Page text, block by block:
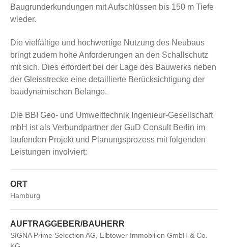
Baugrunderkundungen mit Aufschlüssen bis 150 m Tiefe
wieder.
Die vielfältige und hochwertige Nutzung des Neubaus
bringt zudem hohe Anforderungen an den Schallschutz
mit sich. Dies erfordert bei der Lage des Bauwerks neben
der Gleisstrecke eine detaillierte Berücksichtigung der
baudynamischen Belange.
Die BBI Geo- und Umwelttechnik Ingenieur-Gesellschaft
mbH ist als Verbundpartner der GuD Consult Berlin im
laufenden Projekt und Planungsprozess mit folgenden
Leistungen involviert:
ORT
Hamburg
AUFTRAGGEBER/BAUHERR
SIGNA Prime Selection AG, Elbtower Immobilien GmbH & Co.